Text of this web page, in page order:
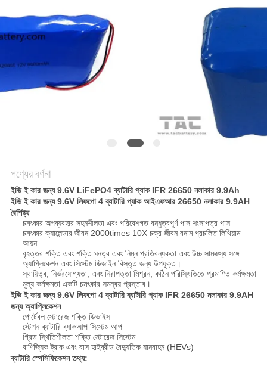
আবেদন
সাইট
ম্যাপ
পণ্যের বর্ণনা
ইভি ই কার জন্য 9.6V LiFePO4 ব্যাটারি প্যাক IFR 26650 নলাকার 9.9Ah
ইভি ই কার জন্য 9.6V লিফপো 4 ব্যাটারি প্যাক আইএফআর 26650 নলাকার 9.9AH
বৈশিষ্ট্য
চমৎকার অপব্যবহার সহনশীলতা এবং পরিবেশগত বন্ধুত্বপূর্ণ পাস শংসাপত্র পাস
চমৎকার ক্যালেন্ডার জীবন 2000times 10X চক্র জীবন বনাম প্রচলিত লিথিয়াম
আয়ন
বৃহত্তর শক্তি এবং শক্তি ঘনত্ব এবং নিম্ন প্রতিবন্ধকতা এবং উচ্চ সামঞ্জস্য সঙ্গে
অ্যাপ্লিকেশন এবং সিস্টেম ডিজাইন বিস্তৃত জন্য উপযুক্ত।
স্থায়িত্ব, নির্ভরযোগ্যতা, এবং নিরাপত্তা মিশ্রন, কঠিন পরিস্থিতিতে প্রমাণিত কর্মক্ষমতা
মূল্য কর্মক্ষমতা একটি চমৎকার সমন্বয় প্রস্তাব।
ইভি ই কার জন্য 9.6V লিফপো 4 ব্যাটারি ব্যাটারি প্যাক IFR 26650 নলাকার 9.9AH
জন্য অ্যাপ্লিকেশন
পোর্টেবল স্টোরেজ শক্তি ডিভাইস
স্টেশন ব্যাটারি ব্যাকআপ সিস্টেম আপ
গ্রিড স্থিতিশীলতা শক্তি স্টোরেজ সিস্টেম
বাণিজ্যিক ট্রাক এবং বাস হাইব্রীড বৈদ্যুতিক যানবাহন (HEVs)
ব্যাটারি স্পেসিফিকেশন তথ্য: